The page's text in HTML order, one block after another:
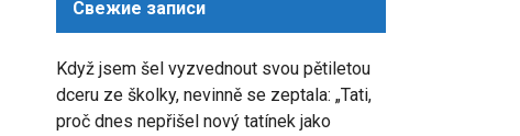
Свежие записи
Když jsem šel vyzvednout svou pětiletou
dceru ze školky, nevinně se zeptala: „Tati,
proč dnes nepřišel nový tatínek jako